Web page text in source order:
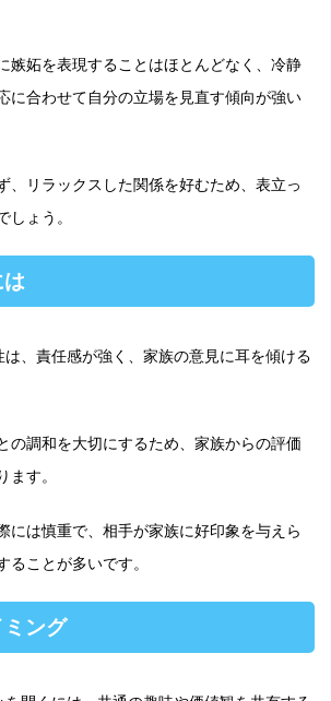
嫉妬を表現することはほとんどなく、冷静
に合わせて自分の立場を見直す傾向が強い
、リラックスした関係を好むため、表立っ
しょう。
、責任感が強く、家族の意見に耳を傾ける
の調和を大切にするため、家族からの評価
ます。
には慎重で、相手が家族に好印象を与えら
ることが多いです。
ング